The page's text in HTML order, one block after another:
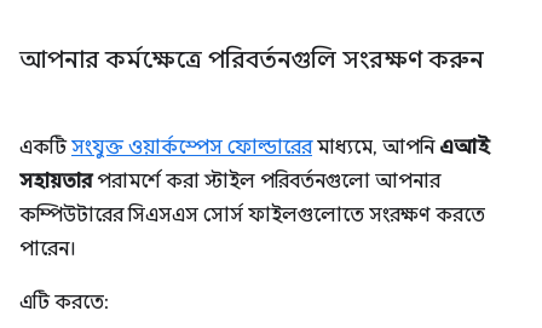
আপনার কর্মক্ষেত্রে পরিবর্তনগুলি সংরক্ষণ করুন
একটিসংযুক্ত ওয়ার্কস্পেস ফোল্ডারেরমাধ্যমে, আপনি এআই
সহায়তারপরামর্শে করা স্টাইল পরিবর্তনগুলো আপনার
কম্পিউটারের সিএসএস সোর্স ফাইলগুলোতে সংরক্ষণ করতে
পারেন।
এটি করতে: